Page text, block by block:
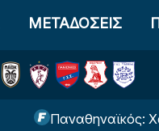
ΜΕΤΑΔΟΣΕΙΣ
Παναθηναϊκός: Χαμός με